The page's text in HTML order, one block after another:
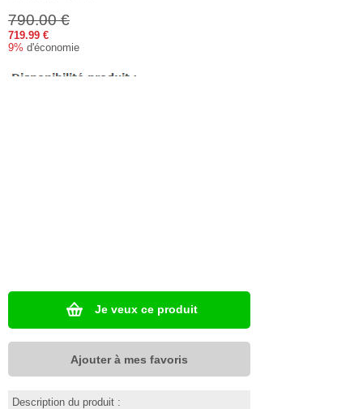
790.00 €
719.99 €
9% d'économie
Je veux ce produit
Ajouter à mes favoris
Description du produit :